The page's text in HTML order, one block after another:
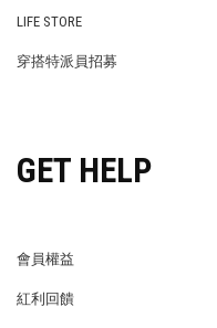
LIFE STORE
穿搭特派員招募
GET HELP
會員權益
紅利回饋